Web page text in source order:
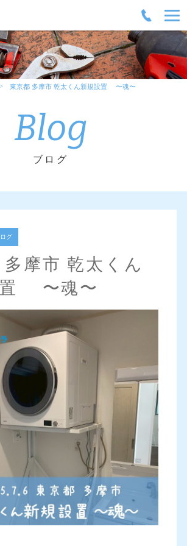
東京都 多摩市 乾太くん新規設置 〜魂〜
Blog
ブログ
グ
摩市 乾太くん
置 〜魂〜